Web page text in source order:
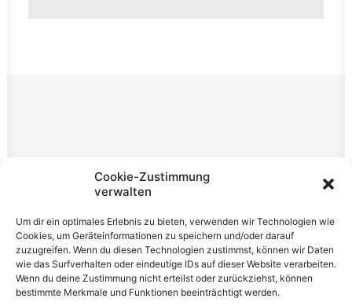
Cookie-Zustimmung
verwalten
Um dir ein optimales Erlebnis zu bieten, verwenden wir Technologien wie
Cookies, um Geräteinformationen zu speichern und/oder darauf
zuzugreifen. Wenn du diesen Technologien zustimmst, können wir Daten
wie das Surfverhalten oder eindeutige IDs auf dieser Website verarbeiten.
Wenn du deine Zustimmung nicht erteilst oder zurückziehst, können
bestimmte Merkmale und Funktionen beeinträchtigt werden.
Rechtliches
Datenschutzerklärung
Cookie-Richtlinie (EU)